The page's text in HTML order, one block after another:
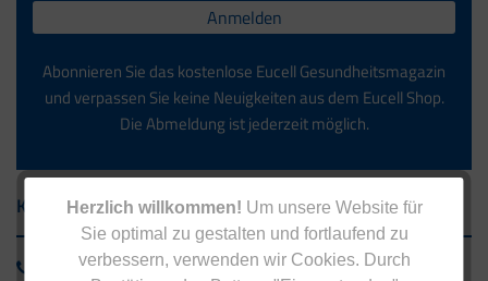
Herzlich willkommen! Um unsere Website für
Sie optimal zu gestalten und fortlaufend zu
verbessern, verwenden wir Cookies. Durch
Anmelden
Abonnieren Sie das kostenlose Eucell Gesundheitsmagazin
und verpassen Sie keine Neuigkeiten aus dem Eucell Shop.
Die Abmeldung ist jederzeit möglich.
Kontakt
0800 - 1 38 23 55